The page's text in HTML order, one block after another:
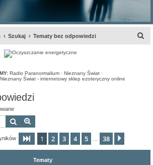
Szukaj Tematy bez odpowiedzi
Radio Paranormalium· Nieznany Świat·
Świat - internetowy sklep ezoteryczny online
Szukaj
Strona z38
1 2 3 4 5 38
Tematy